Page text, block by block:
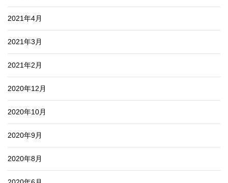
2021年4月
2021年3月
2021年2月
2020年12月
2020年10月
2020年9月
2020年8月